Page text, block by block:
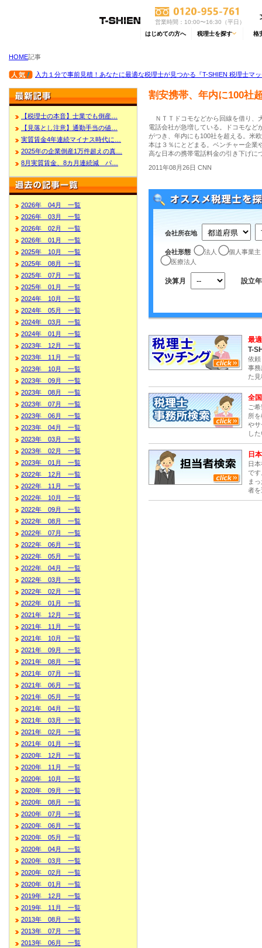
営業時間：10:00〜16:30（平日）
はじめての方へ 税理士を探す 格
HOME記事
入力１分で事前見積！あなたに最適な税理士が見つかる『T-SHIEN 税理士マ
【税理士の本音】士業でも倒産…
【見落とし注意】通勤手当の値…
実質賃金4年連続マイナス時代に…
2025年の企業倒産1万件超えの真…
8月実質賃金、8カ月連続減 パ…
2026年 04月 一覧
2026年 03月 一覧
2026年 02月 一覧
2026年 01月 一覧
2025年 10月 一覧
2025年 08月 一覧
2025年 07月 一覧
2025年 01月 一覧
2024年 10月 一覧
2024年 05月 一覧
2024年 03月 一覧
2024年 01月 一覧
2023年 12月 一覧
2023年 11月 一覧
2023年 10月 一覧
2023年 09月 一覧
2023年 08月 一覧
2023年 07月 一覧
2023年 06月 一覧
2023年 04月 一覧
2023年 03月 一覧
2023年 02月 一覧
2023年 01月 一覧
2022年 12月 一覧
2022年 11月 一覧
2022年 10月 一覧
2022年 09月 一覧
2022年 08月 一覧
2022年 07月 一覧
2022年 06月 一覧
2022年 05月 一覧
2022年 04月 一覧
2022年 03月 一覧
2022年 02月 一覧
2022年 01月 一覧
2021年 12月 一覧
2021年 11月 一覧
2021年 10月 一覧
2021年 09月 一覧
2021年 08月 一覧
2021年 07月 一覧
2021年 06月 一覧
2021年 05月 一覧
2021年 04月 一覧
2021年 03月 一覧
2021年 02月 一覧
2021年 01月 一覧
2020年 12月 一覧
2020年 11月 一覧
2020年 10月 一覧
2020年 09月 一覧
2020年 08月 一覧
2020年 07月 一覧
2020年 06月 一覧
2020年 05月 一覧
2020年 04月 一覧
2020年 03月 一覧
2020年 02月 一覧
2020年 01月 一覧
2019年 12月 一覧
2019年 11月 一覧
2013年 08月 一覧
2013年 07月 一覧
2013年 06月 一覧
割安携帯、年内に100
ＮＴＴドコモなどから回線を借り、
電話会社が急増している。ドコモなど
がつき、年内にも100社を超える。米
本は３％にとどまる。ベンチャー企業
高な日本の携帯電話料金の引き下げに
2011年08月26日 CNN
会社所在地
会社形態 法人
個人事業主
医療法人
決算月 設立年
最適
T-
依頼
事務
た
全
ご
所
やサ
し
日
日
です
ま
者を